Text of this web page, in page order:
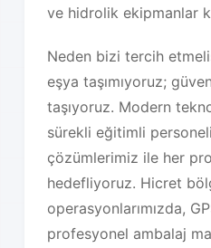
ve hidrolik ekipmanlar
Neden bizi tercih
eşya taşımıyoruz;
taşıyoruz. Modern
sürekli eğitimli
çözümlerimiz ile her
hedefliyoruz. Hicret
operasyonlarımızda,
profesyonel ambalaj